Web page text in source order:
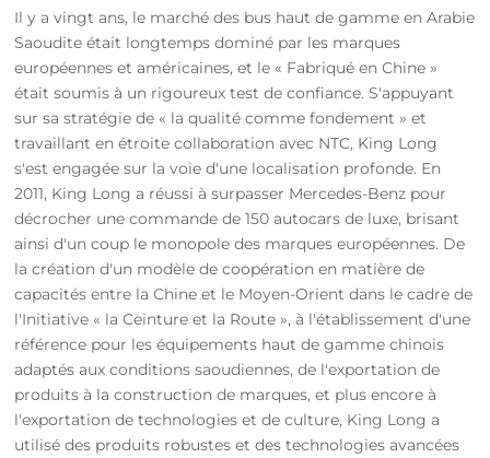
Il y a vingt ans, le marché des bus haut de gamme en Arabie
Saoudite était longtemps dominé par les marques
européennes et américaines, et le « Fabriqué en Chine »
était soumis à un rigoureux test de confiance. S'appuyant
sur sa stratégie de « la qualité comme fondement » et
travaillant en étroite collaboration avec NTC, King Long
s'est engagée sur la voie d'une localisation profonde. En
2011, King Long a réussi à surpasser Mercedes-Benz pour
décrocher une commande de 150 autocars de luxe, brisant
ainsi d'un coup le monopole des marques européennes. De
la création d'un modèle de coopération en matière de
capacités entre la Chine et le Moyen-Orient dans le cadre de
l'Initiative « la Ceinture et la Route », à l'établissement d'une
référence pour les équipements haut de gamme chinois
adaptés aux conditions saoudiennes, de l'exportation de
produits à la construction de marques, et plus encore à
l'exportation de technologies et de culture, King Long a
utilisé des produits robustes et des technologies avancées